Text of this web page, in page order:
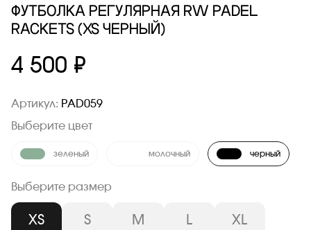
ФУТБОЛКА РЕГУЛЯРНАЯ RW PADEL
RACKETS (XS ЧЕРНЫЙ)
4 500 ₽
Артикул: PAD059
Выберите размер
XS S M L XL
Выберите цвет
зеленый молочный черный